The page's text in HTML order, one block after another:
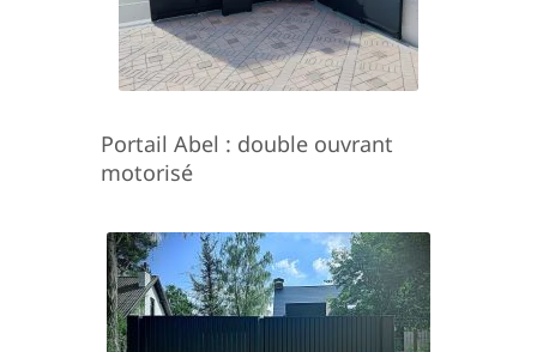
Portail Abel : double ouvrant
motorisé